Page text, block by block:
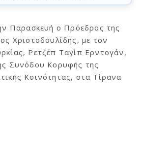
Παρασκευή ο Πρόεδρος της
Χριστοδουλίδης, με τον
Ρετζέπ Ταγίπ Ερντογάν,
Συνόδου Κορυφής της
Κοινότητας, στα Τίρανα